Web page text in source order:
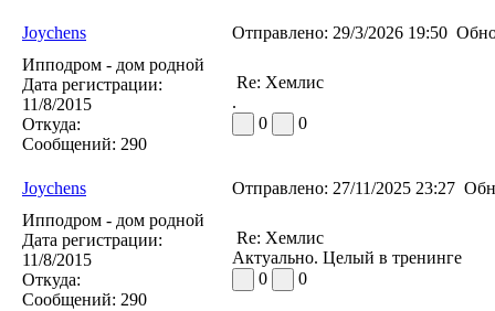
Joychens Отправлено: 29/3/2026 19:50
Ипподром - дом родной
Дата регистрации:
11/8/2015
Откуда:
Сообщений: 290
Re: Хемлис
.
0
0
Joychens Отправлено: 27/11/2025 23:27
Ипподром - дом родной
Дата регистрации:
11/8/2015
Откуда:
Сообщений: 290
Re: Хемлис
Актуально. Целый в тренинге
0
0